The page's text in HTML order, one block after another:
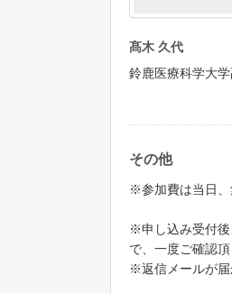
髙木 久代
鈴鹿医療科学大
その他
※参加費は当日、
※申し込み受付後
で、一度ご確認
※返信メールが届